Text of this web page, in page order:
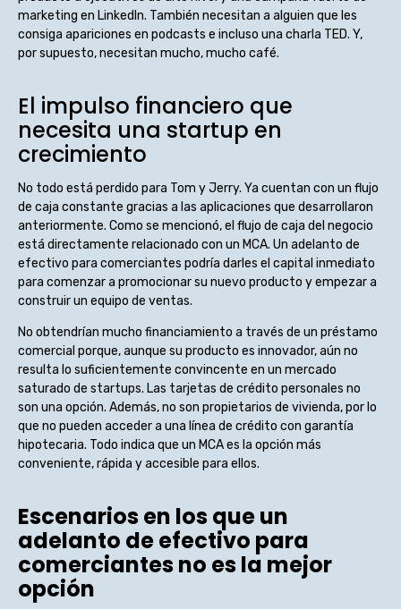
marketing en LinkedIn. También necesitan a alguien que les
consiga apariciones en podcasts e incluso una charla TED. Y,
por supuesto, necesitan mucho, mucho café.
El impulso financiero que
necesita una startup en
crecimiento
No todo está perdido para Tom y Jerry. Ya cuentan con un flujo
de caja constante gracias a las aplicaciones que desarrollaron
anteriormente. Como se mencionó, el flujo de caja del negocio
está directamente relacionado con un MCA. Un adelanto de
efectivo para comerciantes podría darles el capital inmediato
para comenzar a promocionar su nuevo producto y empezar a
construir un equipo de ventas.
No obtendrían mucho financiamiento a través de un préstamo
comercial porque, aunque su producto es innovador, aún no
resulta lo suficientemente convincente en un mercado
saturado de startups. Las tarjetas de crédito personales no
son una opción. Además, no son propietarios de vivienda, por lo
que no pueden acceder a una línea de crédito con garantía
hipotecaria. Todo indica que un MCA es la opción más
conveniente, rápida y accesible para ellos.
Escenarios en los que un
adelanto de efectivo para
comerciantes no es la mejor
opción